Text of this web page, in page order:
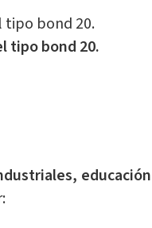
tipo bond 20.
tipo bond 20.
educación